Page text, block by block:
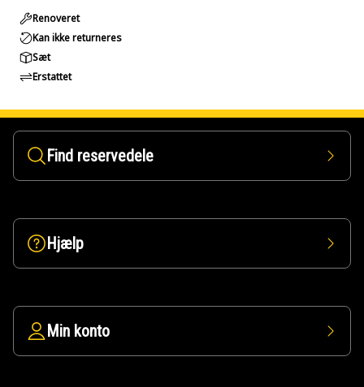
Renoveret
Kan ikke returneres
Sæt
Erstattet
Find reservedele
Hjælp
Min konto